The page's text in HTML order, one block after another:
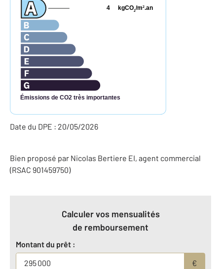
Émissions de CO2 très importantes
kgCO2/m2.an
4
Date du DPE : 20/05/2026
Bien proposé par Nicolas Bertiere EI, agent commercial
(RSAC 901459750)
Calculer vos mensualités
de remboursement
Montant du prêt :
€